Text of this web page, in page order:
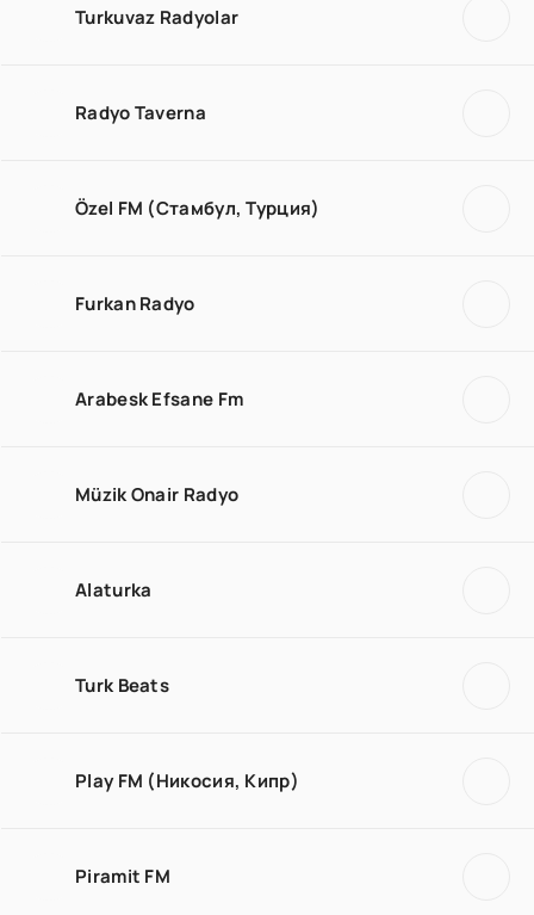
Turkuvaz Radyolar
Radyo Taverna
Özel FM (Стамбул, Турция)
Furkan Radyo
Arabesk Efsane Fm
Müzik Onair Radyo
Alaturka
Turk Beats
Play FM (Никосия, Кипр)
Piramit FM